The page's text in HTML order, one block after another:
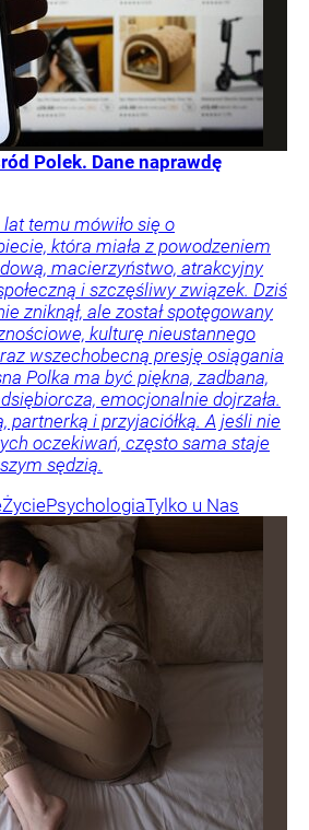
Polek. Dane naprawdę
temu mówiło się o
która miała z powodzeniem
macierzyństwo, atrakcyjny
i szczęśliwy związek. Dziś
zniknął, ale został spotęgowany
kulturę nieustannego
wszechobecną presję osiągania
Polka ma być piękna, zadbana,
emocjonalnie dojrzała.
partnerką i przyjaciółką. A jeśli nie
oczekiwań, często sama staje
sędzią.
ŻyciePsychologiaTylko u Nas